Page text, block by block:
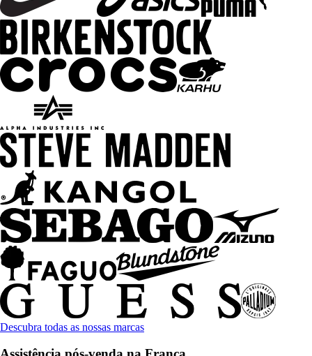
Descubra todas as nossas marcas